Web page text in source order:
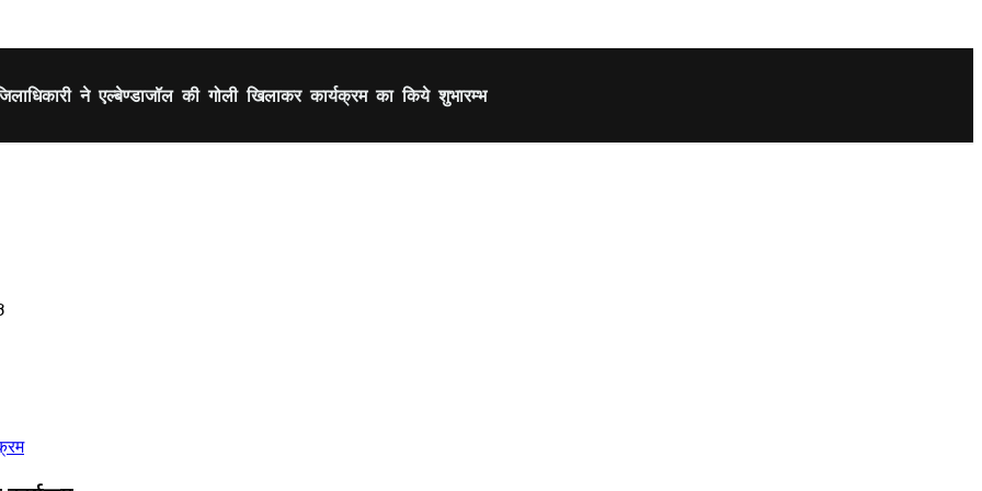
ने एल्बेण्डाजॉल की गोली खिलाकर कार्यक्रम का किये शुभारम्भ